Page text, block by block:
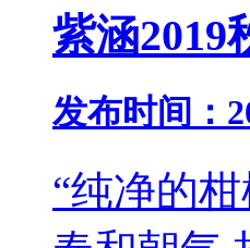
紫涵2019
发布时间：
“纯净的